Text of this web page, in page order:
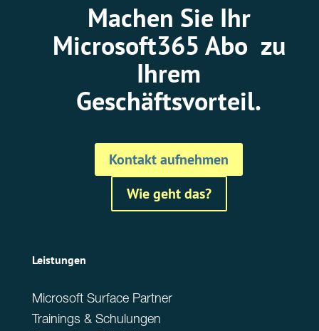
Machen Sie Ihr
Microsoft365 Abo zu
Ihrem
Geschäftsvorteil.
Kontakt aufnehmen
Wie geht das?
Leistungen
Microsoft Surface Partner
Trainings & Schulungen